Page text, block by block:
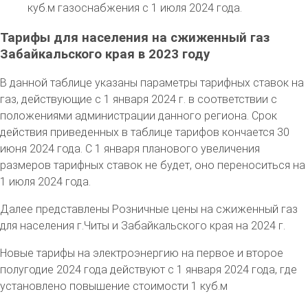
куб.м газоснабжения с 1 июля 2024 года.
Тарифы для населения на сжиженный газ
Забайкальского края в 2023 году
В данной таблице указаны параметры тарифных ставок на
газ, действующие с 1 января 2024 г. в соответствии с
положениями администрации данного региона. Срок
действия приведенных в таблице тарифов кончается 30
июня 2024 года. С 1 января планового увеличения
размеров тарифных ставок не будет, оно переноситься на
1 июля 2024 года.
Далее представлены Розничные цены на сжиженный газ
для населения г.Читы и Забайкальского края на 2024 г.
Новые тарифы на электроэнергию на первое и второе
полугодие 2024 года действуют с 1 января 2024 года, где
установлено повышение стоимости 1 куб.м